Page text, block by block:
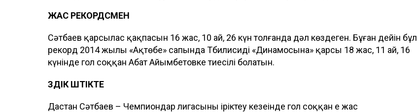
ЖАС РЕКОРДСМЕН
Сәтбаев қарсылас қақпасын 16 жас, 10 ай, 26 күн толғанда дәл көздеген. Бұған дейін бұл
рекорд 2014 жылы «Ақтөбе» сапында Тбилисидің «Динамосына» қарсы 18 жас, 11 ай, 16
күнінде гол соққан Абат Айымбетовке тиесілі болатын.
ҮЗДІК ҮШТІКТЕ
Дастан Сәтбаев – Чемпиондар лигасының іріктеу кезеңінде гол соққан ең жас